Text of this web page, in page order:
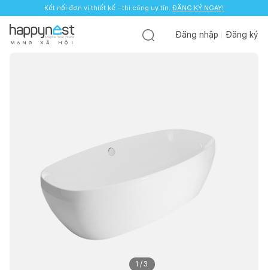
Kết nối đơn vị thiết kế - thi công uy tín. ĐĂNG KÝ NGAY!
M Ạ N G X Ã H Ộ I
Đăng nhập Đăng ký
1 /3